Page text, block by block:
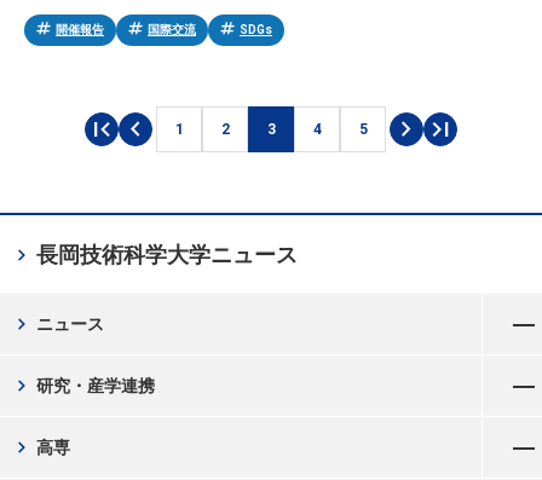
tag 開催報告 tag 国際交流 tag SDGs
first_pagechevron_left 1 2 3 4 5 chevron_rightlast_page
長岡技術科学大学ニュース
chevron_right
ニュース
chevron_right
研究・産学連携
chevron_right
高専
chevron_right